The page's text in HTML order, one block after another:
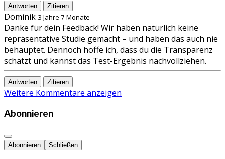
Antworten Zitieren
Dominik 3 Jahre 7 Monate
Danke für dein Feedback! Wir haben natürlich keine
repräsentative Studie gemacht – und haben das auch nie
behauptet. Dennoch hoffe ich, dass du die Transparenz
schätzt und kannst das Test-Ergebnis nachvollziehen.
Antworten Zitieren
Weitere Kommentare anzeigen
Abonnieren
Abonnieren Schließen